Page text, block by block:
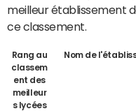
meilleur établissement
ce classement.
Rang au
classem
ent des
meilleur
s lycées
Nom de